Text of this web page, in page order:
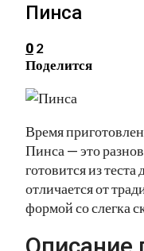
Пинса
0 2
Поделится
Время
Пинса — это
готовится из
отличается от
формой со слегка